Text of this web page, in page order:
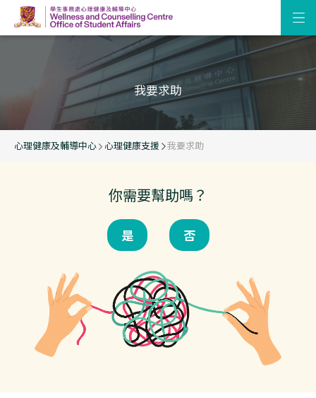
我要求助
心理健康及輔導中心 心理健康支援 我要求助
你需要幫助嗎？
是 否